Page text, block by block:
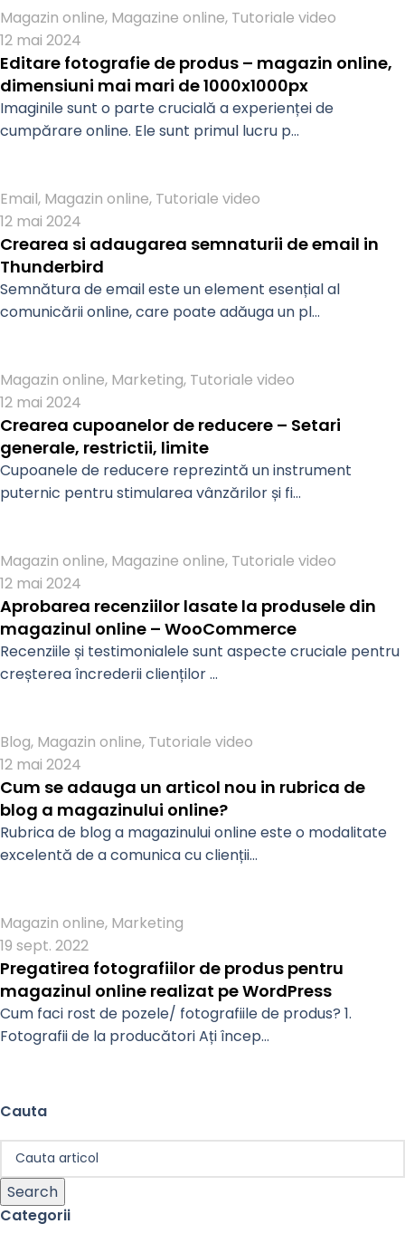
Magazin online, Magazine online, Tutoriale video
12 mai 2024
Editare fotografie de produs – magazin online,
dimensiuni mai mari de 1000x1000px
Imaginile sunt o parte crucială a experienței de
cumpărare online. Ele sunt primul lucru p...
Email, Magazin online, Tutoriale video
12 mai 2024
Crearea si adaugarea semnaturii de email in
Thunderbird
Semnătura de email este un element esențial al
comunicării online, care poate adăuga un pl...
Magazin online, Marketing, Tutoriale video
12 mai 2024
Crearea cupoanelor de reducere – Setari
generale, restrictii, limite
Cupoanele de reducere reprezintă un instrument
puternic pentru stimularea vânzărilor și fi...
Magazin online, Magazine online, Tutoriale video
12 mai 2024
Aprobarea recenziilor lasate la produsele din
magazinul online – WooCommerce
Recenziile și testimonialele sunt aspecte cruciale pentru
creșterea încrederii clienților ...
Blog, Magazin online, Tutoriale video
12 mai 2024
Cum se adauga un articol nou in rubrica de
blog a magazinului online?
Rubrica de blog a magazinului online este o modalitate
excelentă de a comunica cu clienții...
Magazin online, Marketing
19 sept. 2022
Pregatirea fotografiilor de produs pentru
magazinul online realizat pe WordPress
Cum faci rost de pozele/ fotografiile de produs? 1.
Fotografii de la producători Ați încep...
Cauta
Search
Categorii